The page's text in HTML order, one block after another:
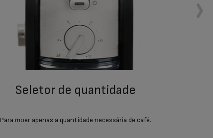
seletor de quantidade
Para moer apenas a quantidade necessária de café.